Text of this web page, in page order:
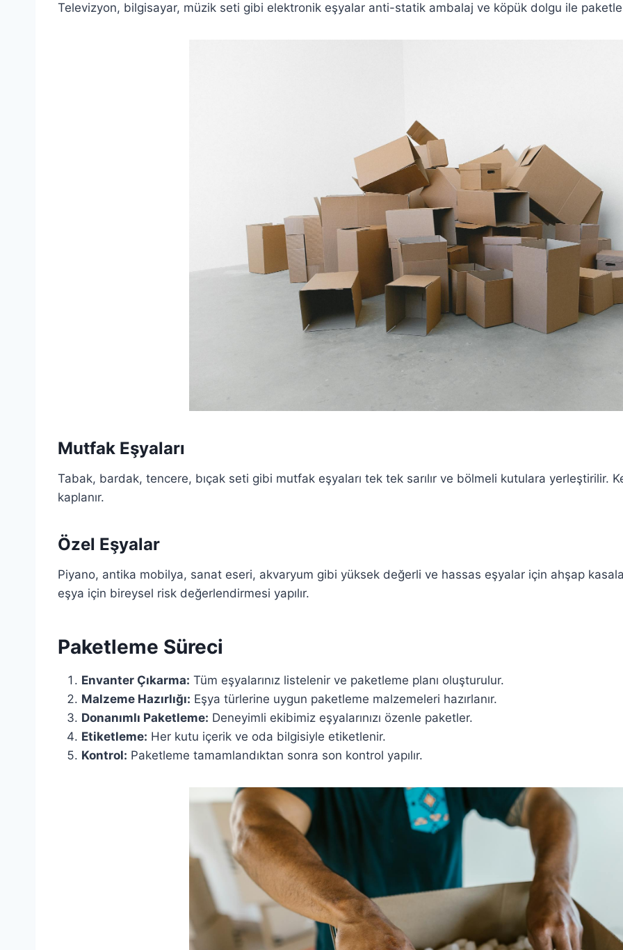
Televizyon, bilgisayar, müzik seti gibi elektronik eşyalar anti-statik ambalaj ve köpük dolgu ile
Mutfak Eşyaları
Tabak, bardak, tencere, bıçak seti gibi mutfak eşyaları tek tek sarılır ve bölmeli kutulara yerleştirilir.
kaplanır.
Özel Eşyalar
Piyano, antika mobilya, sanat eseri, akvaryum gibi yüksek değerli ve hassas eşyalar için ahşap
eşya için bireysel risk değerlendirmesi yapılır.
Paketleme Süreci
Envanter Çıkarma: Tüm eşyalarınız listelenir ve paketleme planı oluşturulur.
Malzeme Hazırlığı: Eşya türlerine uygun paketleme malzemeleri hazırlanır.
Donanımlı Paketleme: Deneyimli ekibimiz eşyalarınızı özenle paketler.
Etiketleme: Her kutu içerik ve oda bilgisiyle etiketlenir.
Kontrol: Paketleme tamamlandıktan sonra son kontrol yapılır.